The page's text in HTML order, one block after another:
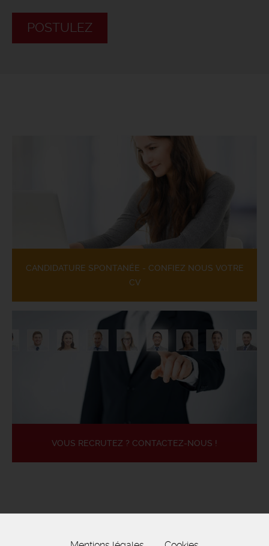
POSTULEZ
CANDIDATURE SPONTANÉE - CONFIEZ NOUS VOTRE
CV
VOUS RECRUTEZ ? CONTACTEZ-NOUS !